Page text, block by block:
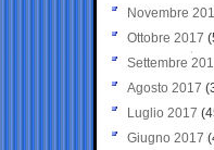
Novembre
Ottobre 2017
Settembre
Agosto 2017
Luglio 2017
Giugno 2017